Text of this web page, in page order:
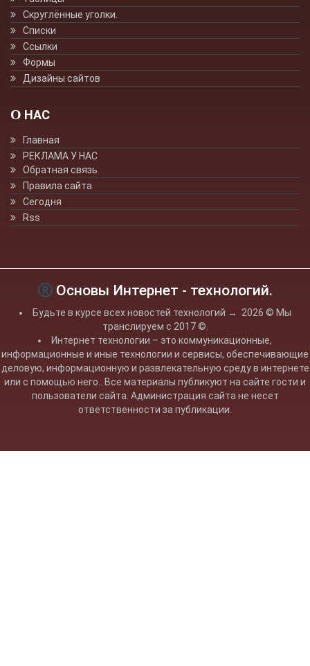
Скруглённые уголки.
Списки
Ссылки
Формы
Дизайны сайтов
О НАС
Главная
РЕКЛАМА У НАС
Обратная связь
Правила сайта
Сегодня
Rss
Основы Интернет - технологий.
Будьте в курсе всех новостей технологий → 2026 © Мы
транслируем с 2017 ©.
Интернет технологии – это коммуникационные,
информационные и иные технологии и сервисы, обеспечивающие
деловую, информационную и развлекательную среду в интернете
или с помощью него.. Все материалы публикуют на сайте гости и
пользователи сайта. Администрация сайта не несет
ответственности за публикации.